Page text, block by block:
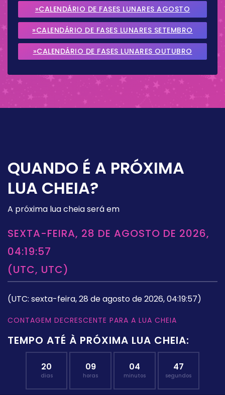
»CALENDÁRIO DE FASES LUNARES AGOSTO
2026
»CALENDÁRIO DE FASES LUNARES SETEMBRO
2026
»CALENDÁRIO DE FASES LUNARES OUTUBRO
QUANDO É A PRÓXIMA
LUA CHEIA?
A próxima lua cheia será em
SEXTA-FEIRA, 28 DE AGOSTO DE 2026,
04:19:57
(UTC, UTC)
(UTC: sexta-feira, 28 de agosto de 2026, 04:19:57)
CONTAGEM DECRESCENTE PARA A LUA CHEIA
TEMPO ATÉ À PRÓXIMA LUA CHEIA:
20
dias
09
horas
04
minutos
46
segundos